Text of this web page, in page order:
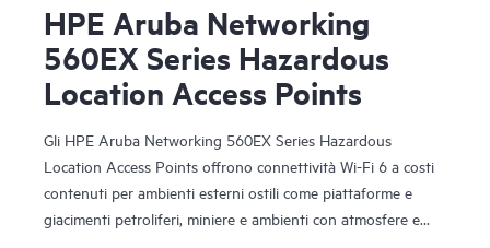
HPE Aruba Networking
560EX Series Hazardous
Location Access Points
Gli HPE Aruba Networking 560EX Series Hazardous
Location Access Points offrono connettività Wi-Fi 6 a costi
contenuti per ambienti esterni ostili come piattaforme e
giacimenti petroliferi, miniere e ambienti con atmosfere e